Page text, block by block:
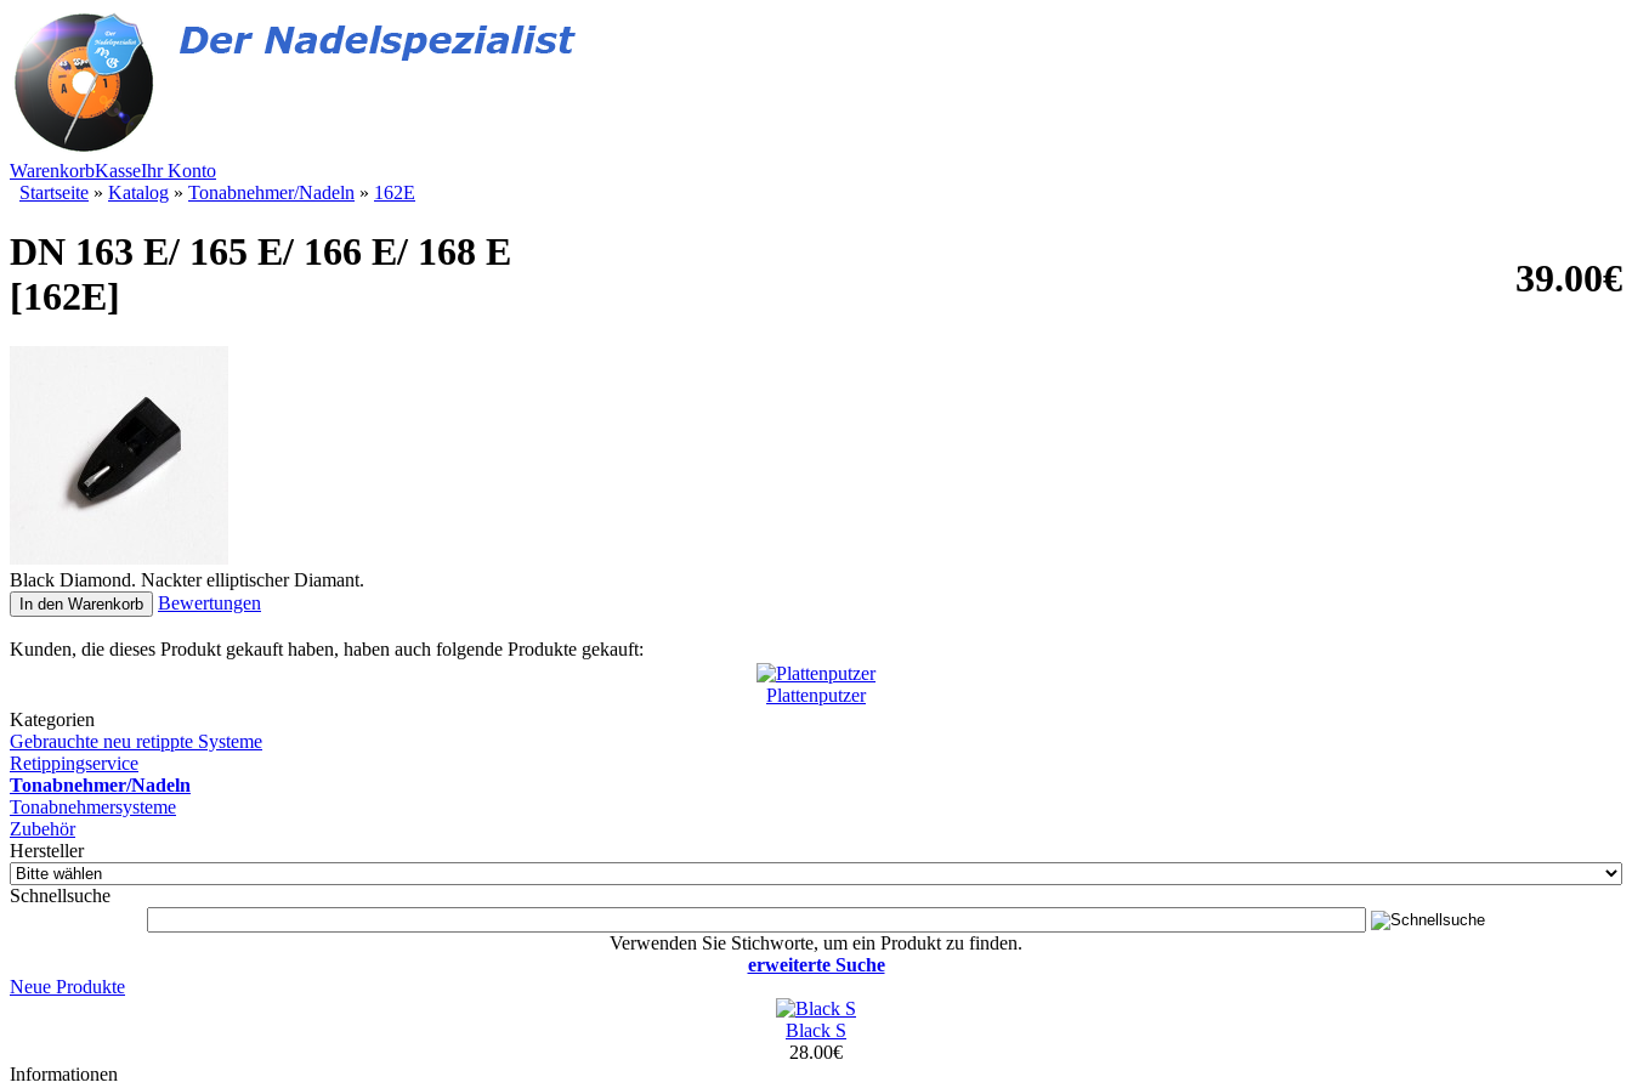
WarenkorbKasseIhr Konto
Startseite » Katalog » Tonabnehmer/Nadeln » 162E
39.00€
DN 163 E/ 165 E/ 166 E/ 168 E
[162E]
Black Diamond. Nackter elliptischer Diamant.
In den Warenkorb Bewertungen
Kunden, die dieses Produkt gekauft haben, haben auch folgende Produkte gekauft:
Plattenputzer
Kategorien
Gebrauchte neu retippte Systeme
Retippingservice
Tonabnehmer/Nadeln
Tonabnehmersysteme
Zubehör
Hersteller
Schnellsuche
Verwenden Sie Stichworte, um ein Produkt zu finden.
erweiterte Suche
Neue Produkte
Black S
28.00€
Informationen